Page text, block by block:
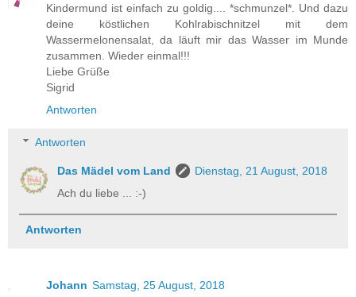
Kindermund ist einfach zu goldig.... *schmunzel*. Und dazu
deine köstlichen Kohlrabischnitzel mit dem
Wassermelonensalat, da läuft mir das Wasser im Munde
zusammen. Wieder einmal!!!
Liebe Grüße
Sigrid
Antworten
Antworten
Das Mädel vom Land
Dienstag, 21 August, 2018
Ach du liebe ... :-)
Antworten
Johann Samstag, 25 August, 2018